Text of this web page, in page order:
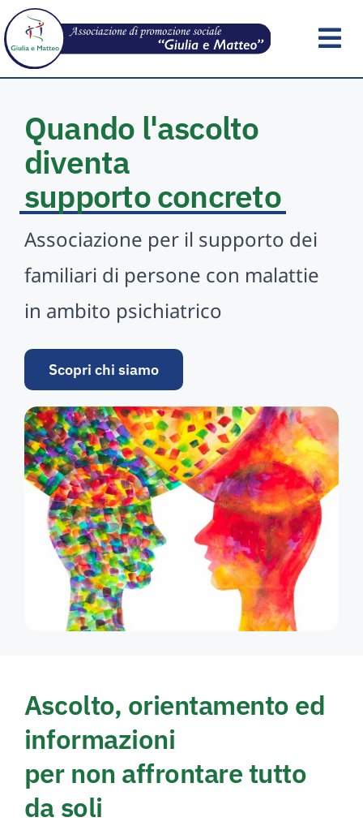
Skip
to
content
Chi Siamo
Documenti e Link
Libreria
Notizie
Quando l'ascolto
diventa
supporto concreto
Associazione per il supporto dei
familiari di persone con malattie
in ambito psichiatrico
Scopri chi siamo
Ascolto, orientamento ed
informazioni
per non affrontare tutto
da soli